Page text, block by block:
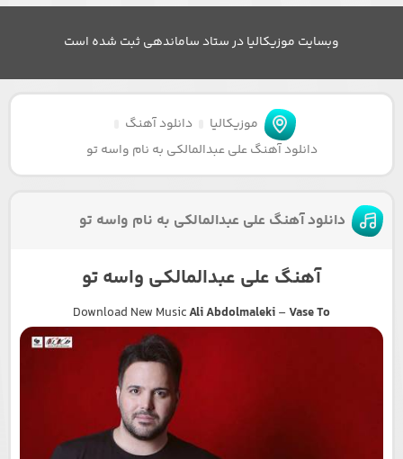
وبسایت موزیکالیا در ستاد ساماندهی ثبت شده است
موزیکالیا
دانلود آهنگ
دانلود آهنگ علی عبدالمالکی به نام واسه تو
دانلود آهنگ علی عبدالمالکی به نام واسه تو
آهنگ علی عبدالمالکی واسه تو
Download New MusicAli Abdolmaleki–Vase To